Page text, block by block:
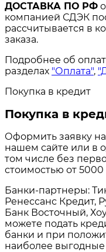
ДОСТАВКА ПО РФ
компанией СДЭК
рассчитывается в
заказа.
Подробнее об
разделах "Оплата",
Покупка в кредит
Покупка в
Оформить заявку
нашем сайте или в
том числе без
стоимостью от
Банки-партнеры:
Ренессанс Кредит,
Банк Восточный,
можете подать
банки и при
наиболее выгодные